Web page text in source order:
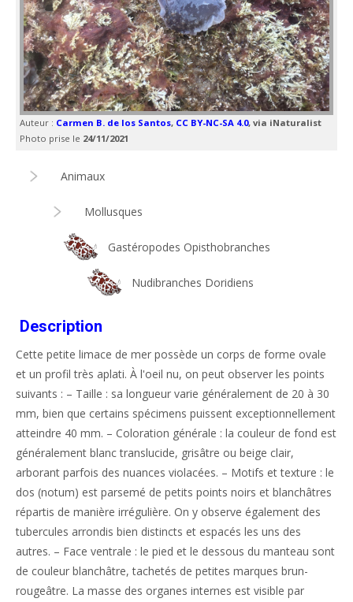
Auteur : Carmen B. de los Santos, CC BY-NC-SA 4.0, via iNaturalist
Photo prise le 24/11/2021
Animaux
Mollusques
Gastéropodes Opisthobranches
Nudibranches Doridiens
Description
Cette petite limace de mer possède un corps de forme ovale
et un profil très aplati. À l'oeil nu, on peut observer les points
suivants : – Taille : sa longueur varie généralement de 20 à 30
mm, bien que certains spécimens puissent exceptionnellement
atteindre 40 mm. – Coloration générale : la couleur de fond est
généralement blanc translucide, grisâtre ou beige clair,
arborant parfois des nuances violacées. – Motifs et texture : le
dos (notum) est parsemé de petits points noirs et blanchâtres
répartis de manière irrégulière. On y observe également des
tubercules arrondis bien distincts et espacés les uns des
autres. – Face ventrale : le pied et le dessous du manteau sont
de couleur blanchâtre, tachetés de petites marques brun-
rougeâtre. La masse des organes internes est visible par